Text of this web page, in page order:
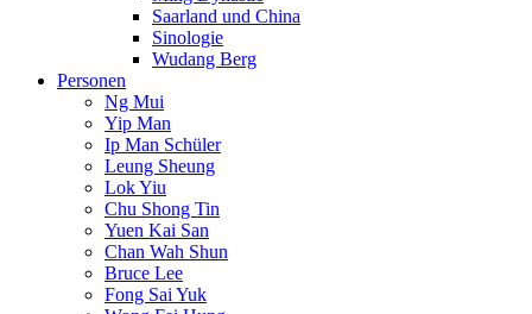
Saarland und China
Sinologie
Wudang Berg
Personen
Ng Mui
Yip Man
Ip Man Schüler
Leung Sheung
Lok Yiu
Chu Shong Tin
Yuen Kai San
Chan Wah Shun
Bruce Lee
Fong Sai Yuk